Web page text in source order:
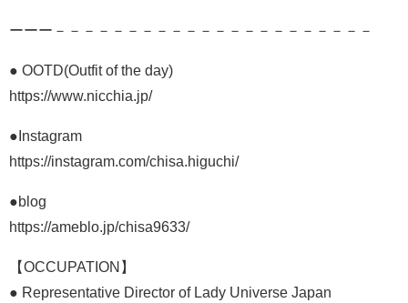
ーーー－－－－－－－－－－－－－－－－－－－－－－
● OOTD(Outfit of the day)
https://www.nicchia.jp/
●Instagram
https://instagram.com/chisa.higuchi/
●blog
https://ameblo.jp/chisa9633/
【OCCUPATION】
● Representative Director of Lady Universe Japan